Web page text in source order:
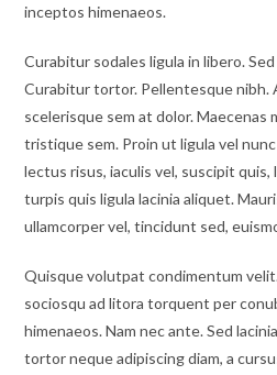
inceptos himenaeos.
Curabitur sodales ligula in libero.
Curabitur tortor. Pellentesque nibh.
scelerisque sem at dolor. Maecenas
tristique sem. Proin ut ligula vel
lectus risus, iaculis vel, suscipit quis,
turpis quis ligula lacinia aliquet.
ullamcorper vel, tincidunt sed,
Quisque volutpat condimentum
sociosqu ad litora torquent per
himenaeos. Nam nec ante. Sed
tortor neque adipiscing diam, a